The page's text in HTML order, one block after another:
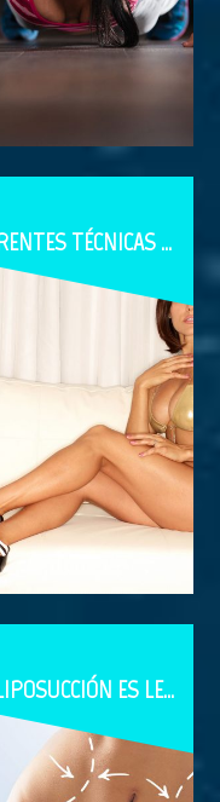
DIFERENTES TÉCNICAS DE ABDOMINOPLASTIA
¿LA LIPOSUCCIÓN ES LETAL?